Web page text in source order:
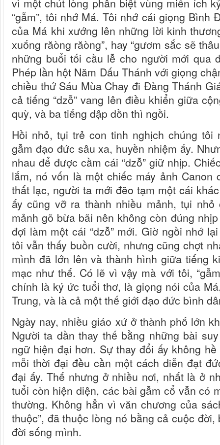
vì một chút lòng phân biệt vùng miền ích
“gẫm”, tôi nhớ Má. Tôi nhớ cái giọng
của Má khi xướng lên những lời kinh
xuống răòng răòng”, hay “gươm sắc sẽ
những buổi tối cầu lễ cho người mới qua
Phép lần hột Năm Dấu Thánh với giọng
chiều thứ Sáu Mùa Chay đi Đàng Thánh
cả tiếng “dzỗ” vang lên điều khiển giữa
quỳ, và ba tiếng dập dồn thì ngồi.
Hồi nhỏ, tụi trẻ con tinh nghịch chúng
gẫm đạo đức sâu xa, huyền nhiệm ấy.
nhau để được cầm cái “dzỗ” giữ nhịp.
lắm, nó vốn là một chiếc máy ảnh
thất lạc, người ta mới đẽo tạm một cái
ấy cũng vỡ ra thành nhiều mảnh, tụi
mảnh gõ bừa bãi nên không còn đúng
đợi làm một cái “dzỗ” mới. Giờ ngồi nhớ
tôi vẫn thấy buồn cười, nhưng cũng chợt
mình đã lớn lên và thành hình giữa tiếng
mạc như thế. Có lẽ vì vậy mà với tôi,
chính là ký ức tuổi thơ, là giọng nói của
Trung, và là cả một thế giới đạo đức bình
Ngày nay, nhiều giáo xứ ở thành phố lớn
Người ta dần thay thế bằng những bài
ngữ hiện đại hơn. Sự thay đổi ấy không
mỗi thời đại đều cần một cách diễn đạt
đại ấy. Thế nhưng ở nhiều nơi, nhất là ở
tuổi còn hiện diện, các bài gẫm cổ vẫn có
thường. Không hẳn vì văn chương của
thuộc”, đã thuộc lòng nó bằng cả cuộc
đời sống mình.